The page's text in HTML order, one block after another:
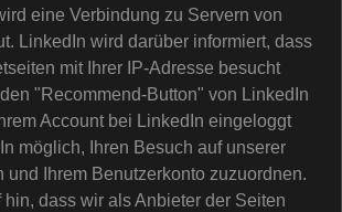
eine Verbindung zu Servern von
LinkedIn wird darüber informiert, dass
mit Ihrer IP-Adresse besucht
"Recommend-Button" von LinkedIn
Account bei LinkedIn eingeloggt
möglich, Ihren Besuch auf unserer
und Ihrem Benutzerkonto zuzuordnen.
dass wir als Anbieter der Seiten